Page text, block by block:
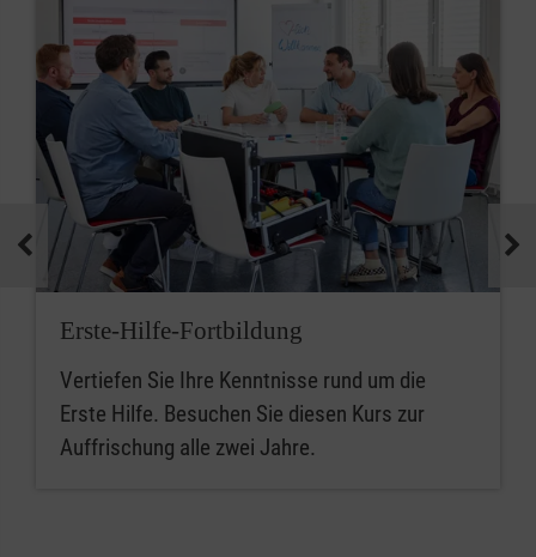
Erste-Hilfe-Fortbildung
Vertiefen Sie Ihre Kenntnisse rund um die
Erste Hilfe. Besuchen Sie diesen Kurs zur
Auffrischung alle zwei Jahre.